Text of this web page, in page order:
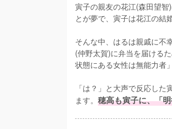
寅子の親友の花江(森田望
とが夢で、寅子は花江の結
そんな中、はるは親戚に不
(仲野太賀)に弁当を届ける
状態にある女性は無能力者
「は？」と大声で反応し
ます。 穂高も寅子に、「